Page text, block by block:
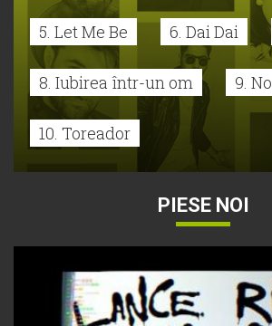
5. Let Me Be 6. Dai Dai
8. Iubirea într-un om 9.
10. Toreador
PIESE NOI